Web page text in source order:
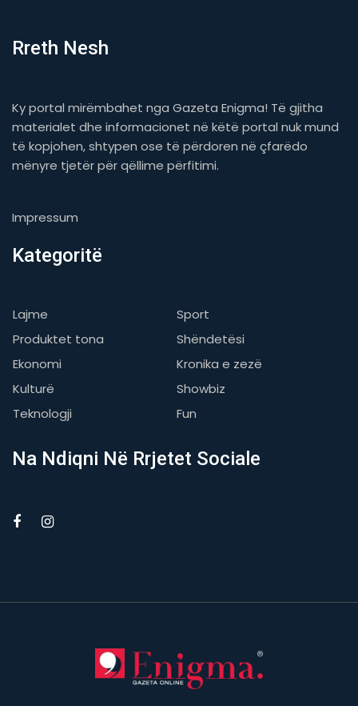
Rreth Nesh
Ky portal mirëmbahet nga Gazeta Enigma! Të gjitha
materialet dhe informacionet në këtë portal nuk mund
të kopjohen, shtypen ose të përdoren në çfarëdo
mënyre tjetër për qëllime përfitimi.
Impressum
Kategoritë
Lajme
Sport
Produktet tona
Shëndetësi
Ekonomi
Kronika e zezë
Kulturë
Showbiz
Teknologji
Fun
Na Ndiqni Në Rrjetet Sociale